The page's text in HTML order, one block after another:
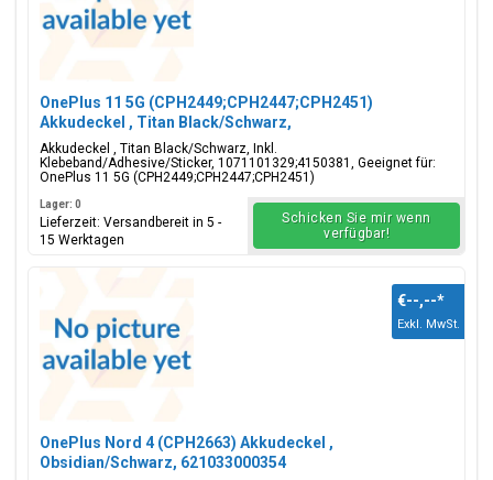
OnePlus 11 5G (CPH2449;CPH2447;CPH2451)
Akkudeckel , Titan Black/Schwarz,
1071101329;4150381
Akkudeckel , Titan Black/Schwarz, Inkl.
Klebeband/Adhesive/Sticker, 1071101329;4150381, Geeignet für:
OnePlus 11 5G (CPH2449;CPH2447;CPH2451)
Lager: 0
Lieferzeit: Versandbereit in 5 -
15 Werktagen
Schicken Sie mir wenn
verfügbar!
OnePlus Nord 4 (CPH2663) Akkudeckel ,
Obsidian/Schwarz, 621033000354
€--,--*
Exkl. MwSt.